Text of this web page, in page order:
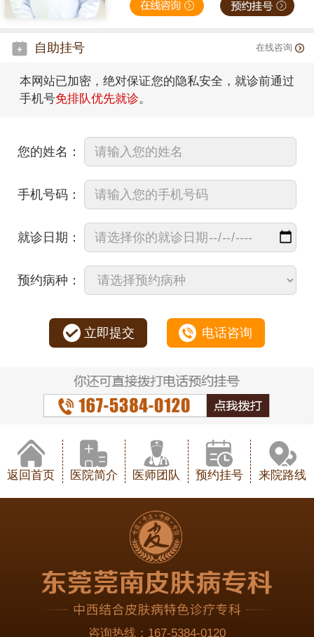
自助挂号 在线咨询
本网站已加密，绝对保证您的隐私安全，就诊前通过
手机号免排队优先就诊。
您的姓名：
手机号码：
就诊日期：
预约病种：
立即提交 电话咨询
返回首页 医院简介 医师团队 预约挂号 来院路线
咨询热线： 167-5384-0120